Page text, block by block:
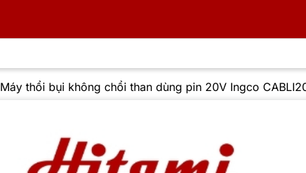
Máy thổi bụi không chổi than dùng pin 20V Ingco